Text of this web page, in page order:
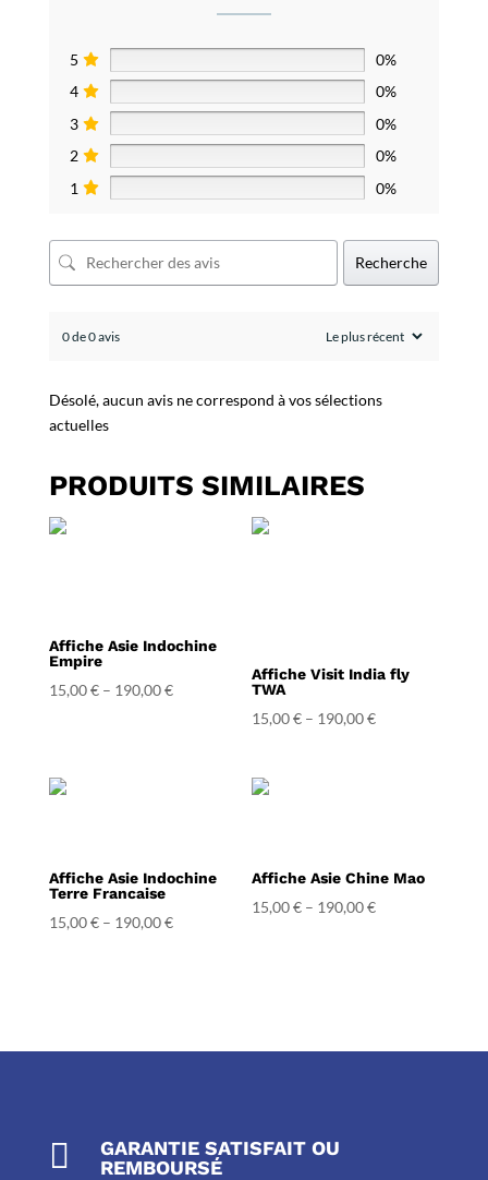
5
0%
4
0%
3
0%
2
0%
1
0%
Recherche
0 de 0 avis
Désolé, aucun avis ne correspond à vos sélections
actuelles
PRODUITS SIMILAIRES
Affiche Asie Indochine
Empire
15,00€– 190,00€
Affiche Visit India fly
TWA
15,00€ – 190,00€
Affiche Asie Indochine
Terre Francaise
15,00€– 190,00€
Affiche Asie Chine Mao
15,00€ – 190,00€

GARANTIE SATISFAIT OU
REMBOURSÉ